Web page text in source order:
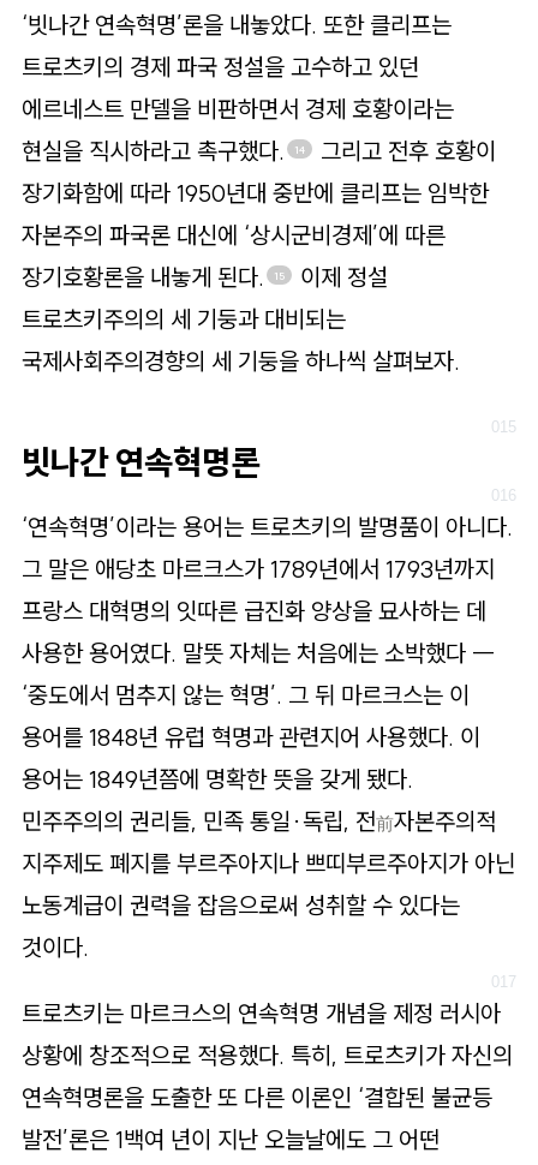
‘빗나간 연속혁명’론을 내놓았다. 또한 클리프는
트로츠키의 경제 파국 정설을 고수하고 있던
에르네스트 만델을 비판하면서 경제 호황이라는
현실을 직시하라고 촉구했다.
14
그리고 전후 호황이
장기화함에 따라 1950년대 중반에 클리프는 임박한
자본주의 파국론 대신에 ‘상시군비경제’에 따른
장기호황론을 내놓게 된다.
15
이제 정설
트로츠키주의의 세 기둥과 대비되는
국제사회주의경향의 세 기둥을 하나씩 살펴보자.
빗나간 연속혁명론
‘연속혁명’이라는 용어는 트로츠키의 발명품이 아니다.
그 말은 애당초 마르크스가 1789년에서 1793년까지
프랑스 대혁명의 잇따른 급진화 양상을 묘사하는 데
사용한 용어였다. 말뜻 자체는 처음에는 소박했다 ―
‘중도에서 멈추지 않는 혁명’. 그 뒤 마르크스는 이
용어를 1848년 유럽 혁명과 관련지어 사용했다. 이
용어는 1849년쯤에 명확한 뜻을 갖게 됐다.
민주주의의 권리들, 민족 통일·독립, 전前자본주의적
지주제도 폐지를 부르주아지나 쁘띠부르주아지가 아닌
노동계급이 권력을 잡음으로써 성취할 수 있다는
것이다.
트로츠키는 마르크스의 연속혁명 개념을 제정 러시아
상황에 창조적으로 적용했다. 특히, 트로츠키가 자신의
연속혁명론을 도출한 또 다른 이론인 ‘결합된 불균등
발전’론은 1백여 년이 지난 오늘날에도 그 어떤